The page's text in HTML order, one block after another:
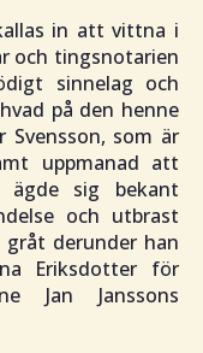
in att vittna i
och tingsnotarien
sinnelag och
på den henne
Svensson, som är
uppmanad att
sig bekant
och utbrast
gråt derunder han
Eriksdotter för
Jan Janssons